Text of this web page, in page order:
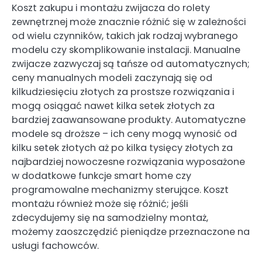
Koszt zakupu i montażu zwijacza do rolety
zewnętrznej może znacznie różnić się w zależności
od wielu czynników, takich jak rodzaj wybranego
modelu czy skomplikowanie instalacji. Manualne
zwijacze zazwyczaj są tańsze od automatycznych;
ceny manualnych modeli zaczynają się od
kilkudziesięciu złotych za prostsze rozwiązania i
mogą osiągać nawet kilka setek złotych za
bardziej zaawansowane produkty. Automatyczne
modele są droższe – ich ceny mogą wynosić od
kilku setek złotych aż po kilka tysięcy złotych za
najbardziej nowoczesne rozwiązania wyposażone
w dodatkowe funkcje smart home czy
programowalne mechanizmy sterujące. Koszt
montażu również może się różnić; jeśli
zdecydujemy się na samodzielny montaż,
możemy zaoszczędzić pieniądze przeznaczone na
usługi fachowców.